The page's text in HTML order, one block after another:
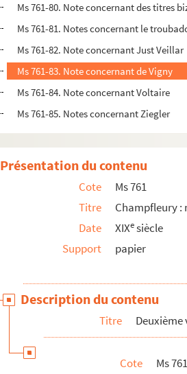
Ms 761-80. Note concernant des titres
Ms 761-81. Notes concernant le
Ms 761-82. Note concernant Just Veillar
Ms 761-83. Note concernant de Vigny
Ms 761-84. Note concernant Voltaire
Ms 761-85. Notes concernant Ziegler
Présentation du contenu
Cote
Ms 761
Titre
Champfleury :
Date
XIXesiècle
Support
papier
Description du contenu
Titre
Cote
Ms